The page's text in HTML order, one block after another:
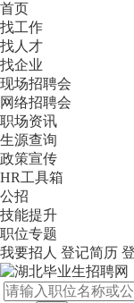
首页
找工作
找人才
找企业
现场招聘会
网络招聘会
职场资讯
生源查询
政策宣传
HR工具箱
公招
技能提升
职位专题
我要招人 登记简历